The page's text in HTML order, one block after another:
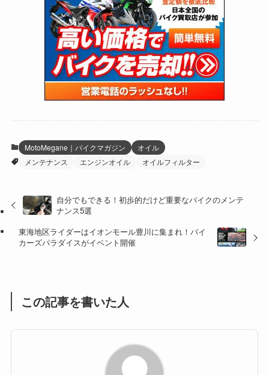
(5)
(12)
(64)
(109)
(24)
(47)
(15)
(5)
(4)
(6)
(17)
(5)
(27)
(38)
(131)
(85)
(21)
(61)
(171)
(98)
(13)
(60)
(274)
(171)
(38)
(47)
(59)
(41)
(47)
(1)
(255)
(204)
(33)
(34)
(35)
(41)
(16) (13)
(19)
(12)
(16)
(20)
(4)
(16)
(1)
MotoMegane｜バイクマガジン
オイル
メンテナンス
エンジンオイル オイルフィルター
自分でもできる！初歩的だけど重要なバイクのメンテ
ナンス5選
東海地区ライダーはイオンモール豊川に集まれ！バイ
カーズパラダイスがイベント開催
この記事を書いた人